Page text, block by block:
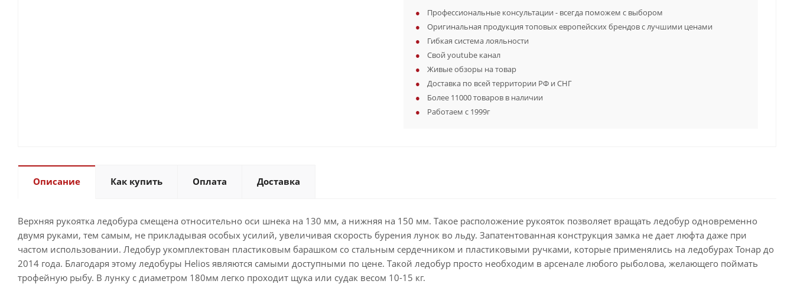
Профессиональные консультации - всегда поможем с выбором
Оригинальная продукция топовых европейских брендов с лучшими ценами
Гибкая система лояльности
Свой youtube канал
Живые обзоры на товар
Доставка по всей территории РФ и СНГ
Более 11000 товаров в наличии
Работаем с 1999г
Описание Как купить Оплата Доставка
Верхняя рукоятка ледобура смещена относительно оси шнека на 130 мм, а нижняя на 150 мм. Такое расположение рукояток позволяет вращать ледобур одновременно
двумя руками, тем самым, не прикладывая особых усилий, увеличивая скорость бурения лунок во льду. Запатентованная конструкция замка не дает люфта даже при
частом использовании. Ледобур укомплектован пластиковым барашком со стальным сердечником и пластиковыми ручками, которые применялись на ледобурах Тонар до
2014 года. Благодаря этому ледобуры Helios являются самыми доступными по цене. Такой ледобур просто необходим в арсенале любого рыболова, желающего поймать
трофейную рыбу. В лунку с диаметром 180мм легко проходит щука или судак весом 10-15 кг.